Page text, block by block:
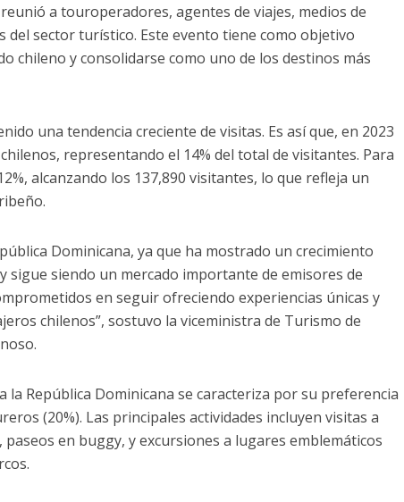
a touroperadores, agentes de viajes, medios de
del sector turístico. Este evento tiene como objetivo
chileno y consolidarse como uno de los destinos más
una tendencia creciente de visitas. Es así que, en 2023
representando el 14% del total de visitantes. Para
alcanzando los 137,890 visitantes, lo que refleja un
Dominicana, ya que ha mostrado un crecimiento
sigue siendo un mercado importante de emisores de
en seguir ofreciendo experiencias únicas y
chilenos”, sostuvo la viceministra de Turismo de
la República Dominicana se caracteriza por su preferencia
(20%). Las principales actividades incluyen visitas a
paseos en buggy, y excursiones a lugares emblemáticos